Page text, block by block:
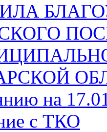
на
с ТКО